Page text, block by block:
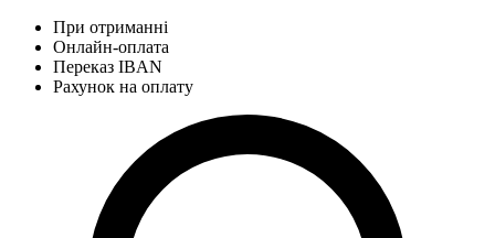
При отриманні
Онлайн-оплата
Переказ IBAN
Рахунок на оплату